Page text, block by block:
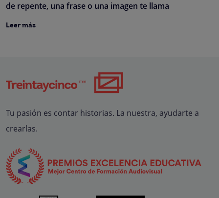
de repente, una frase o una imagen te llama
Leer más
Tu pasión es contar historias. La nuestra, ayudarte a
crearlas.